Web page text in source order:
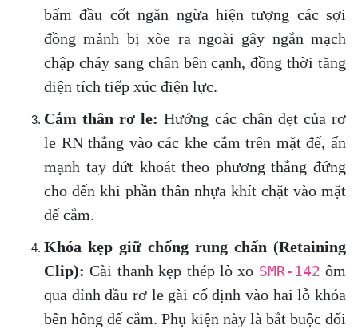
bấm đầu cốt ngăn ngừa hiện tượng các sợi
đồng mảnh bị xòe ra ngoài gây ngắn mạch
chập cháy sang chân bên cạnh, đồng thời tăng
diện tích tiếp xúc điện lực.
Cắm thân rơ le: Hướng các chân dẹt của rơ
le RN thẳng vào các khe cắm trên mặt đế, ấn
mạnh tay dứt khoát theo phương thẳng đứng
cho đến khi phần thân nhựa khít chặt vào mặt
đế cắm.
Khóa kẹp giữ chống rung chấn (Retaining
Clip): Cài thanh kẹp thép lò xo SMR-142 ôm
qua đỉnh đầu rơ le gài cố định vào hai lỗ khóa
bên hông đế cắm. Phụ kiện này là bắt buộc đối